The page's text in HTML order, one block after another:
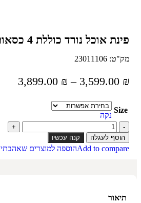
פינת אוכל נורד כוללת 4 כסאות מיקה בוקלה
מק"ט: 23011106
3,599.00 ₪
–
3,899.00 ₪
Size
נקה
הוסף לעגלה קנה עכשיו
Add to compareהוספה למוצרים שאהבתי
תיאור